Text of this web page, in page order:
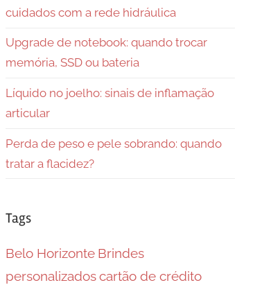
cuidados com a rede hidráulica
Upgrade de notebook: quando trocar
memória, SSD ou bateria
Líquido no joelho: sinais de inflamação
articular
Perda de peso e pele sobrando: quando
tratar a flacidez?
Tags
Belo Horizonte Brindes
personalizadoscartão de crédito